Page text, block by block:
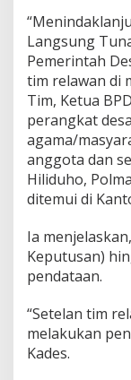
Langsung
Pemerintah
tim relawan di
Tim, Ketua
perangkat
agama/
anggota dan
Hiliduho,
ditemui di
Ia
Keputusan)
pendataan.
“Setelan tim
melakukan
Kades.